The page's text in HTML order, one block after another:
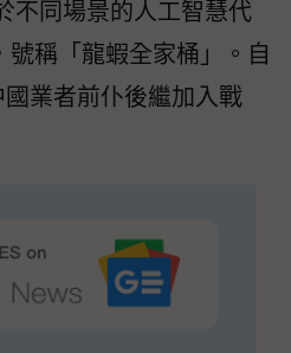
不同場景的人工智慧代
稱「龍蝦全家桶」。自
業者前仆後繼加入戰